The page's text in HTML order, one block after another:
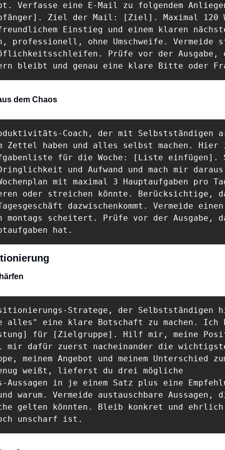
Verfasse eine E-Mail zu folgendem
Ziel der Mail: [Ziel]. Maximal 120
Einstieg und einem klaren
professionell, ohne Umschweife. Vermeide
Prüfe vor der Ausgabe,
bleibt und genau eine klare Bitte oder
dem Chaos
Coach, der mit Selbstständigen
Zettel haben und alles selbst machen. Hier
für die Woche: [Liste
und Aufwand und mach mir
mit maximal 3 Hauptaufgaben pro
oder streichen könnte. Berücksichtige,
dazwischenkommt. Vermeide
montags scheitert. Prüfe vor der Ausgabe,
hat.
Stratege, der
alles" eine klare Botschaft zu machen.
für [Zielgruppe]. Hilf mir, meine
dafür zuerst nacheinander die
meinem Angebot und meinem Unterschied
weißt, lieferst du drei mögliche
Aussagen in je einem Satz plus eine
warum. Vermeide austauschbare Aussagen,
gelten könnten. Bleib konkret und
unscharf ist.